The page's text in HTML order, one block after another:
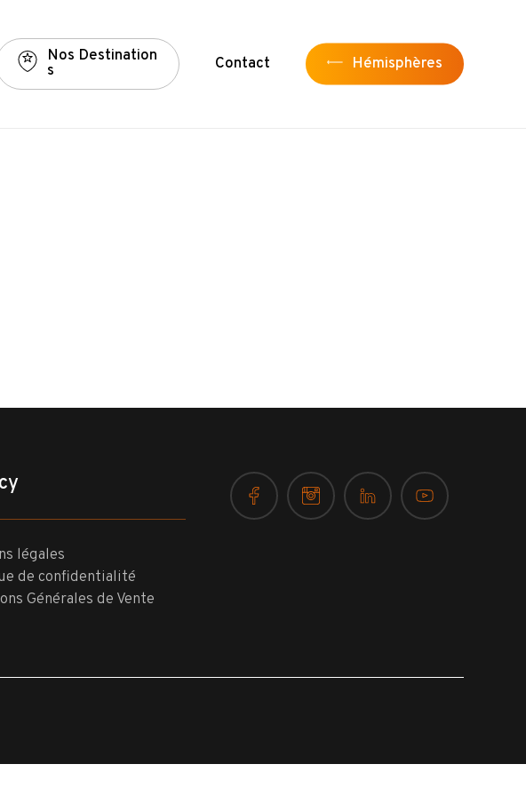
Nos Destination
s Contact Hémisphères
légales
de confidentialité
Générales de Vente